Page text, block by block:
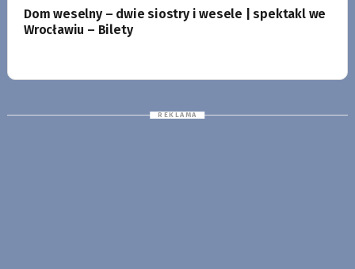
Dom weselny – dwie siostry i wesele | spektakl we
Wrocławiu – Bilety